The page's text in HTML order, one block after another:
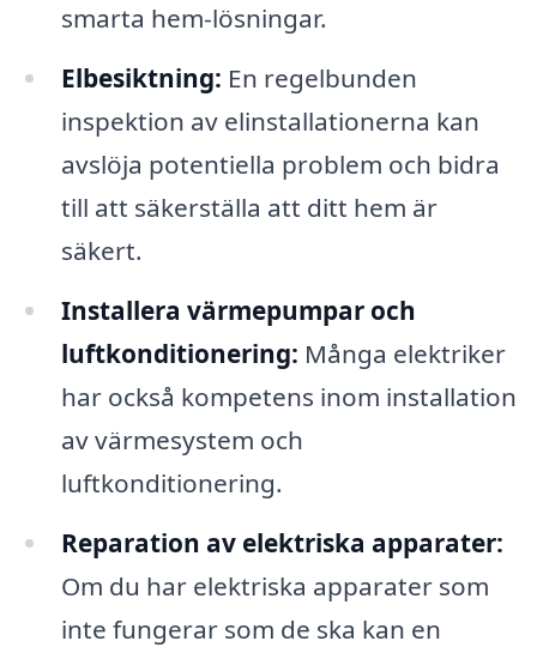
smarta hem-lösningar.
Elbesiktning: En regelbunden
inspektion av elinstallationerna kan
avslöja potentiella problem och bidra
till att säkerställa att ditt hem är
säkert.
Installera värmepumpar och
luftkonditionering: Många elektriker
har också kompetens inom installation
av värmesystem och
luftkonditionering.
Reparation av elektriska apparater:
Om du har elektriska apparater som
inte fungerar som de ska kan en